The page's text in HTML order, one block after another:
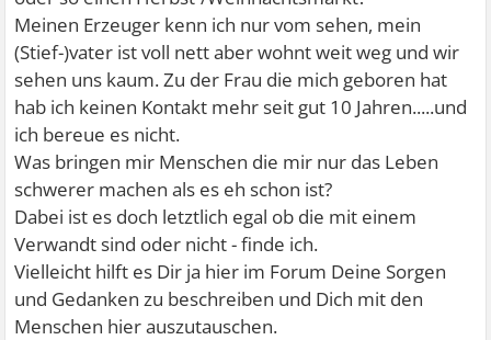
Meinen Erzeuger kenn ich nur vom sehen, mein
(Stief-)vater ist voll nett aber wohnt weit weg und wir
sehen uns kaum. Zu der Frau die mich geboren hat
hab ich keinen Kontakt mehr seit gut 10 Jahren.....und
ich bereue es nicht.
Was bringen mir Menschen die mir nur das Leben
schwerer machen als es eh schon ist?
Dabei ist es doch letztlich egal ob die mit einem
Verwandt sind oder nicht - finde ich.
Vielleicht hilft es Dir ja hier im Forum Deine Sorgen
und Gedanken zu beschreiben und Dich mit den
Menschen hier auszutauschen.